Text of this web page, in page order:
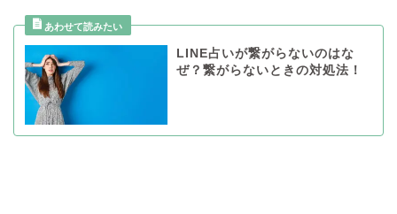
LINE占いが繋がらないのはな
ぜ？繋がらないときの対処法！